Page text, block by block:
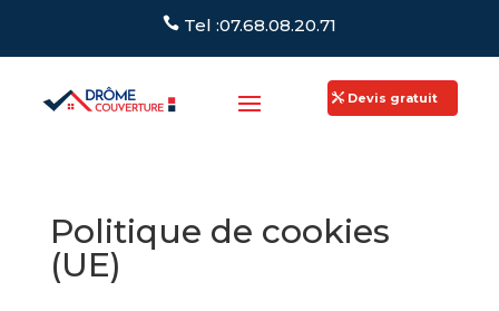
Tel :07.68.08.20.71
Devis gratuit
Politique de cookies
(UE)